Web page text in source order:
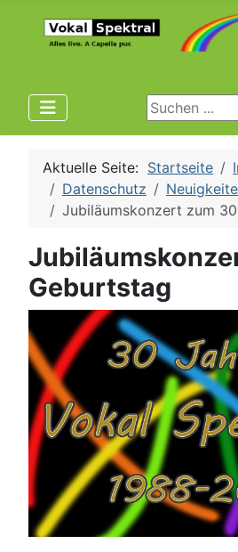
Suchen ...
Aktuelle Seite: Startseite
Datenschutz
Jubiläumskonzert zum
Geburtstag